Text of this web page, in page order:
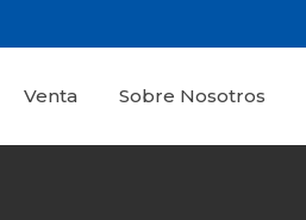
Venta Sobre Nosotros